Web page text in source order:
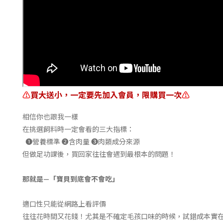
⚠️買大送小，一定要先加入會員，限購買一次⚠️
相信你也跟我一樣
在挑選飼料時一定會看的三大指標：
❶營養標準 ❷含肉量 ❸肉類成分來源
但做足功課後，買回家往往會遇到最根本的問題！
那就是—「寶貝到底會不會吃」
適口性只能從網路上看評價
往往花時間又花錢！ 尤其是不確定毛孩口味的時候，試錯成本實